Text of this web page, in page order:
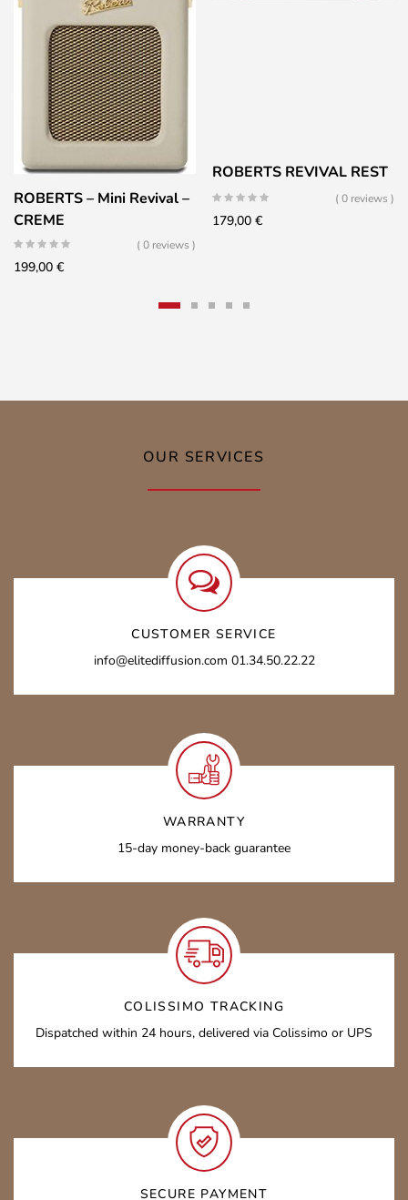
ROBERTS – Mini Revival –
CREME
( 0 reviews )
199,00 €
ROBERTS REVIVAL REST
( 0 reviews )
179,00 €
OUR SERVICES
CUSTOMER SERVICE
info@elitediffusion.com 01.34.50.22.22
WARRANTY
15-day money-back guarantee
COLISSIMO TRACKING
Dispatched within 24 hours, delivered via Colissimo or UPS
SECURE PAYMENT